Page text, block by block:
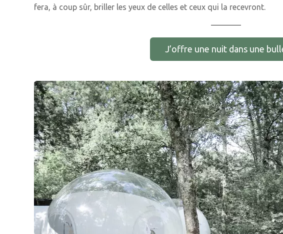
fera, à coup sûr, briller les yeux de celles et ceux qui la recevront.
J’offre une nuit dans une